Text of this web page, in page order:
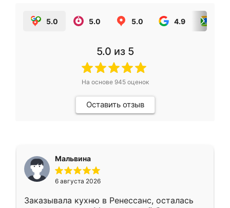
5.0 5.0 5.0 4.9
5.0 из 5
На основе 945оценок
Оставить отзыв
Мальвина
6 августа 2026
Заказывала кухню в Ренессанс, осталась